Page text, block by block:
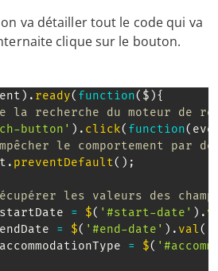
va détailler tout le code qui va
clique sur le bouton.
) . ready( function( $ ){
la recherche du moteur de
button' ) . click( function(
le comportement par
. preventDefault( ) ;
les valeurs des
= $( '#start-date' ) .
= $( '#end-date' ) . val(
= $(